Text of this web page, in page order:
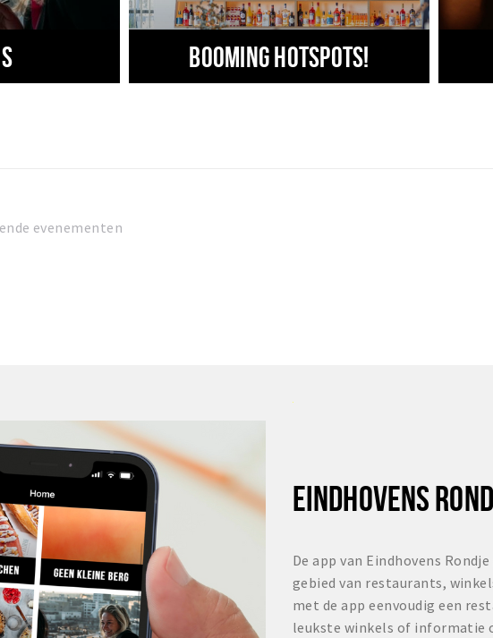
Booming hotspots!
evenementen
EINDHOVENS
De app van Eindhovens
gebied van restaurants,
met de app eenvoudig een
leukste winkels of informatie